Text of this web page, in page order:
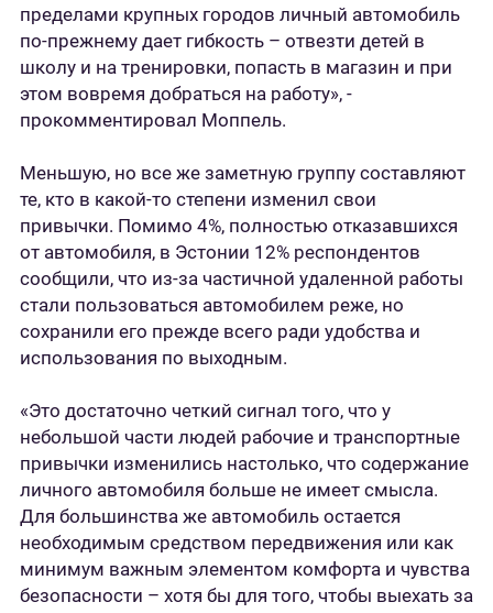
пределами крупных городов личный автомобиль
по-прежнему дает гибкость – отвезти детей в
школу и на тренировки, попасть в магазин и при
этом вовремя добраться на работу», -
прокомментировал Моппель.
Меньшую, но все же заметную группу составляют
те, кто в какой-то степени изменил свои
привычки. Помимо 4%, полностью отказавшихся
от автомобиля, в Эстонии 12% респондентов
сообщили, что из-за частичной удаленной работы
стали пользоваться автомобилем реже, но
сохранили его прежде всего ради удобства и
использования по выходным.
«Это достаточно четкий сигнал того, что у
небольшой части людей рабочие и транспортные
привычки изменились настолько, что содержание
личного автомобиля больше не имеет смысла.
Для большинства же автомобиль остается
необходимым средством передвижения или как
минимум важным элементом комфорта и чувства
безопасности – хотя бы для того, чтобы выехать за